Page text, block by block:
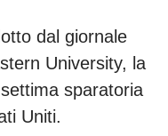
dal giornale
University, la
sparatoria
Uniti.